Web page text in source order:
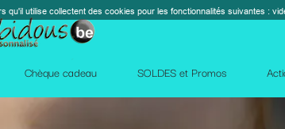
Promos Action Facebook Blog Des
suivantes : vidéos, cartes, réseaux sociaux, calendrier,